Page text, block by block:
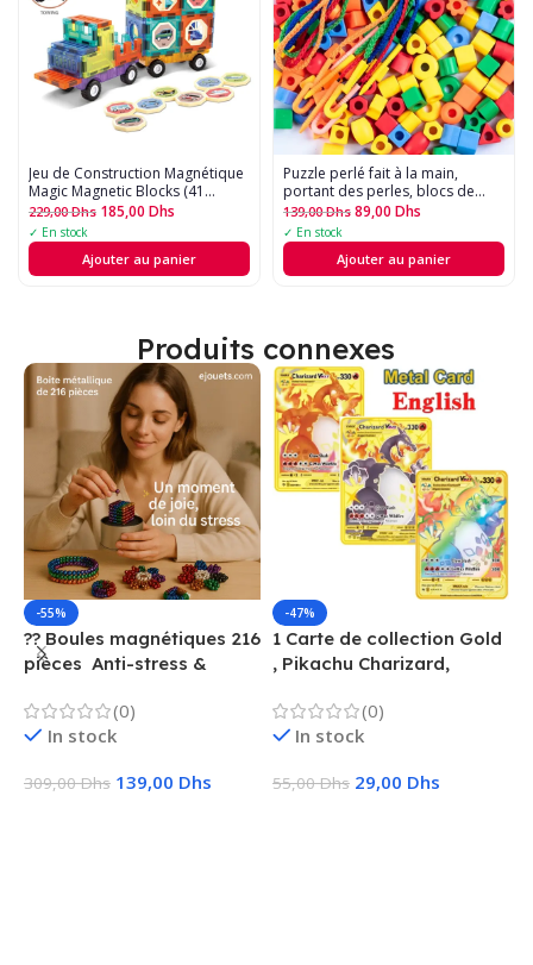
Jeu de Construction Magnétique 
Magic Magnetic Blocks (41
Pièces)
229,00Dhs 185,00 Dhs
✓ En stock
Ajouter au panier
Puzzle perlé fait à la main,
portant des perles, blocs de
construction, éducation
précoce, forme géométrique,
jouet de bracelet - 50pcs
139,00Dhs 89,00 Dhs
✓ En stock
Ajouter au panier
Produits connexes
-55%
?? Boules magnétiques 216
pièces  Anti-stress &
(0)
In stock
309,00Dhs 139,00 Dhs
-47%
1 Carte de collection Gold
, Pikachu Charizard,
(0)
In stock
55,00Dhs 29,00 Dhs